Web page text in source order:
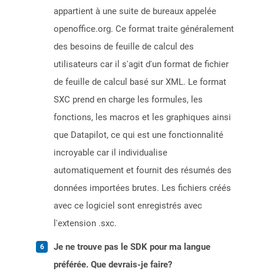
appartient à une suite de bureaux appelée
openoffice.org. Ce format traite généralement
des besoins de feuille de calcul des
utilisateurs car il s'agit d'un format de fichier
de feuille de calcul basé sur XML. Le format
SXC prend en charge les formules, les
fonctions, les macros et les graphiques ainsi
que Datapilot, ce qui est une fonctionnalité
incroyable car il individualise
automatiquement et fournit des résumés des
données importées brutes. Les fichiers créés
avec ce logiciel sont enregistrés avec
l'extension .sxc.
Je ne trouve pas le SDK pour ma langue
préférée. Que devrais-je faire?